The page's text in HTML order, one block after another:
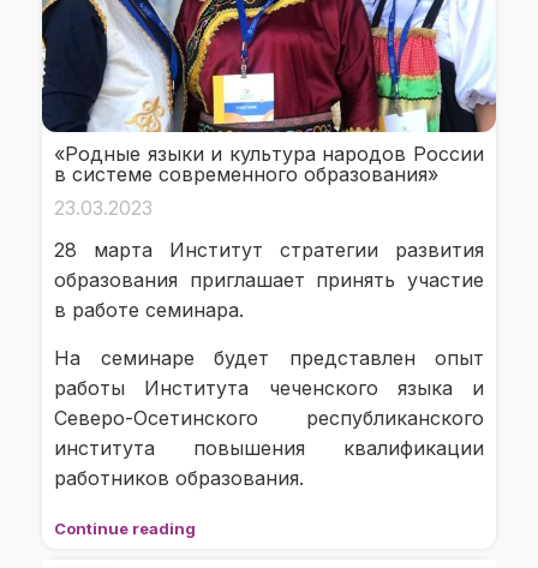
«Родные языки и культура народов России
в системе современного образования»
23.03.2023
28 марта Институт стратегии развития
образования приглашает принять участие
в работе семинара.
На семинаре будет представлен опыт
работы Института чеченского языка и
Северо-Осетинского республиканского
института повышения квалификации
работников образования.
Continue reading